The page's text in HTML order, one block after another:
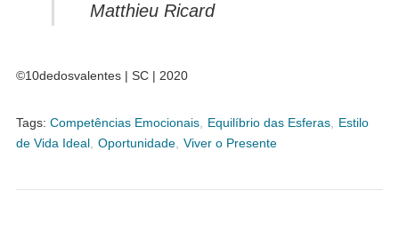
Matthieu Ricard
©10dedosvalentes | SC | 2020
Tags: Competências Emocionais, Equilíbrio das Esferas,
Estilo
de Vida Ideal, Oportunidade, Viver o Presente